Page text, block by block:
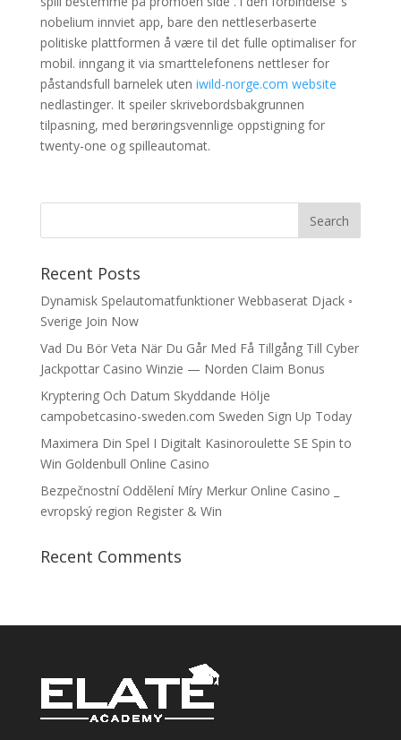
nobelium innviet app, bare den nettleserbaserte
politiske plattformen å være til det fulle optimaliser for
mobil. inngang it via smarttelefonens nettleser for
påstandsfull barnelek uten iwild-norge.com website
nedlastinger. It speiler skrivebordsbakgrunnen
tilpasning, med berøringsvennlige oppstigning for
twenty-one og spilleautomat.
Recent Posts
Dynamisk Spelautomatfunktioner Webbaserat Djack ◦
Sverige Join Now
Vad Du Bör Veta När Du Går Med Få Tillgång Till Cyber
Jackpottar Casino Winzie — Norden Claim Bonus
Kryptering Och Datum Skyddande Hölje
campobetcasino-sweden.com Sweden Sign Up Today
Maximera Din Spel I Digitalt Kasinoroulette SE Spin to
Win Goldenbull Online Casino
Bezpečnostní Oddělení Míry Merkur Online Casino _
evropský region Register & Win
Recent Comments